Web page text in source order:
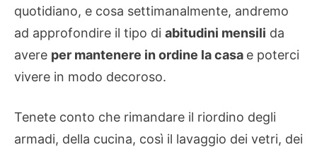
quotidiano, e cosa settimanalmente, andremo
ad approfondire il tipo di abitudini mensili da
avere per mantenere in ordine la casa e poterci
vivere in modo decoroso.
Tenete conto che rimandare il riordino degli
armadi, della cucina, così il lavaggio dei vetri, dei